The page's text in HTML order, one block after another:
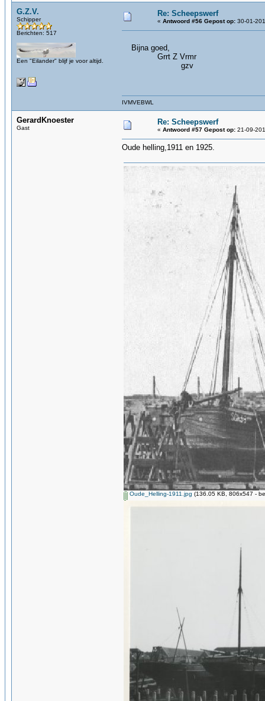
G.Z.V.
Schipper
Berichten: 517
Een "Eilander" blijf je voor altijd.
Re: Scheepswerf
« Antwoord #56 Gepost op: 30-01-
Bijna goed,
Grrt Z Vrmr
gzv
IVMVEBWL
GerardKnoester
Gast
Re: Scheepswerf
« Antwoord #57 Gepost op: 21-09-
Oude helling,1911 en 1925.
Oude_Helling-1911.jpg (136.05 KB, 806x547 -